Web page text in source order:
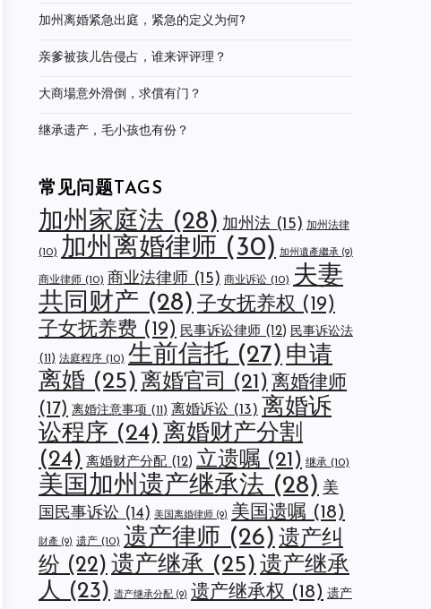
加州离婚紧急出庭，紧急的定义为何?
亲爹被孩儿告侵占，谁来评评理？
大商場意外滑倒，求償有门？
继承遗产，毛小孩也有份？
常见问题TAGS
加州家庭法 (28) 加州法 (15) 加州法律
(10) 加州离婚律师 (30) 加州遺產繼承 (9)
商业律师 (10) 商业法律师 (15) 商业诉讼 (10) 夫妻
共同财产 (28) 子女抚养权 (19)
子女抚养费 (19) 民事诉讼律师 (12) 民事诉讼法
(11) 法庭程序 (10) 生前信托 (27) 申请
离婚 (25) 离婚官司 (21) 离婚律师
(17) 离婚注意事项 (11) 离婚诉讼 (13) 离婚诉
讼程序 (24) 离婚财产分割
(24) 离婚财产分配 (12) 立遗嘱 (21) 继承 (10)
美国加州遗产继承法 (28) 美
国民事诉讼 (14) 美国离婚律师 (9) 美国遗嘱 (18)
財產 (9) 遗产 (10) 遗产律师 (26) 遗产纠
纷 (22) 遗产继承 (25) 遗产继承
人 (23) 遗产继承分配 (9) 遗产继承权 (18) 遗产